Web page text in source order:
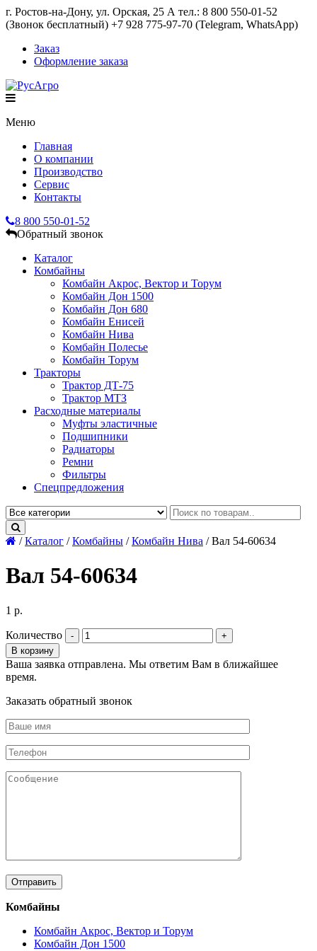
г. Ростов-на-Дону, ул. Орская, 25 А тел.: 8 800 550-01-52
(Звонок бесплатный) +7 928 775-97-70 (Telegram, WhatsApp)
Заказ
Оформление заказа
Меню
Главная
О компании
Производство
Сервис
Контакты
8 800 550-01-52
Обратный звонок
Каталог
Комбайны
Комбайн Акрос, Вектор и Торум
Комбайн Дон 1500
Комбайн Дон 680
Комбайн Енисей
Комбайн Нива
Комбайн Полесье
Комбайн Торум
Тракторы
Трактор ДТ-75
Трактор МТЗ
Расходные материалы
Муфты эластичные
Подшипники
Радиаторы
Ремни
Фильтры
Спецпредложения
/Каталог /Комбайны /Комбайн Нива /Вал 54-60634
Вал 54-60634
1 р.
Количество
В корзину
Ваша заявка отправлена. Мы ответим Вам в ближайшее
время.
Заказать обратный звонок
Комбайны
Комбайн Акрос, Вектор и Торум
Комбайн Дон 1500